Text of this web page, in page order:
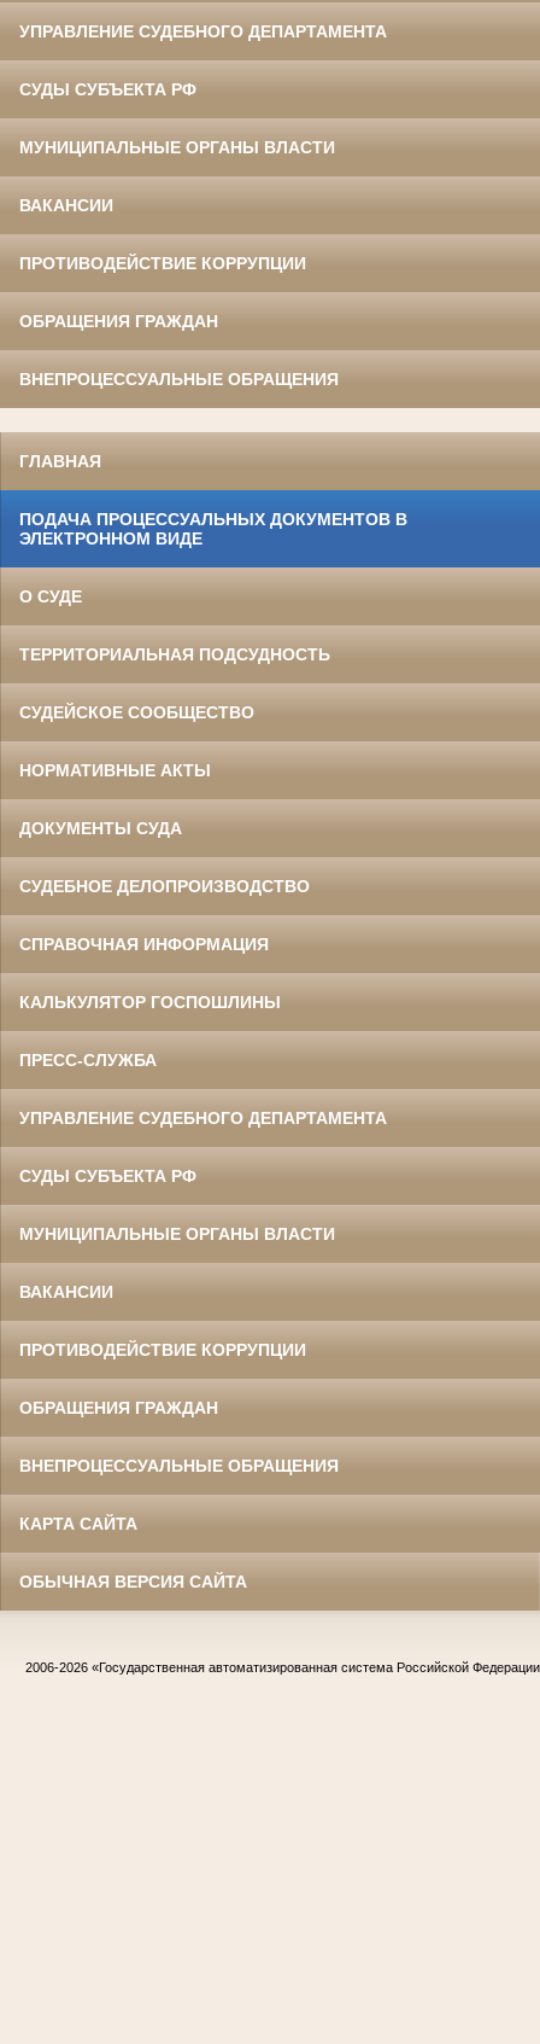
УПРАВЛЕНИЕ СУДЕБНОГО ДЕПАРТАМЕНТА
СУДЫ СУБЪЕКТА РФ
МУНИЦИПАЛЬНЫЕ ОРГАНЫ ВЛАСТИ
ВАКАНСИИ
ПРОТИВОДЕЙСТВИЕ КОРРУПЦИИ
ОБРАЩЕНИЯ ГРАЖДАН
ВНЕПРОЦЕССУАЛЬНЫЕ ОБРАЩЕНИЯ
ГЛАВНАЯ
ПОДАЧА ПРОЦЕССУАЛЬНЫХ ДОКУМЕНТОВ В
ЭЛЕКТРОННОМ ВИДЕ
О СУДЕ
ТЕРРИТОРИАЛЬНАЯ ПОДСУДНОСТЬ
СУДЕЙСКОЕ СООБЩЕСТВО
НОРМАТИВНЫЕ АКТЫ
ДОКУМЕНТЫ СУДА
СУДЕБНОЕ ДЕЛОПРОИЗВОДСТВО
СПРАВОЧНАЯ ИНФОРМАЦИЯ
КАЛЬКУЛЯТОР ГОСПОШЛИНЫ
ПРЕСС-СЛУЖБА
УПРАВЛЕНИЕ СУДЕБНОГО ДЕПАРТАМЕНТА
СУДЫ СУБЪЕКТА РФ
МУНИЦИПАЛЬНЫЕ ОРГАНЫ ВЛАСТИ
ВАКАНСИИ
ПРОТИВОДЕЙСТВИЕ КОРРУПЦИИ
ОБРАЩЕНИЯ ГРАЖДАН
ВНЕПРОЦЕССУАЛЬНЫЕ ОБРАЩЕНИЯ
КАРТА САЙТА
ОБЫЧНАЯ ВЕРСИЯ САЙТА
2006-2026 «Государственная автоматизированная система Российской